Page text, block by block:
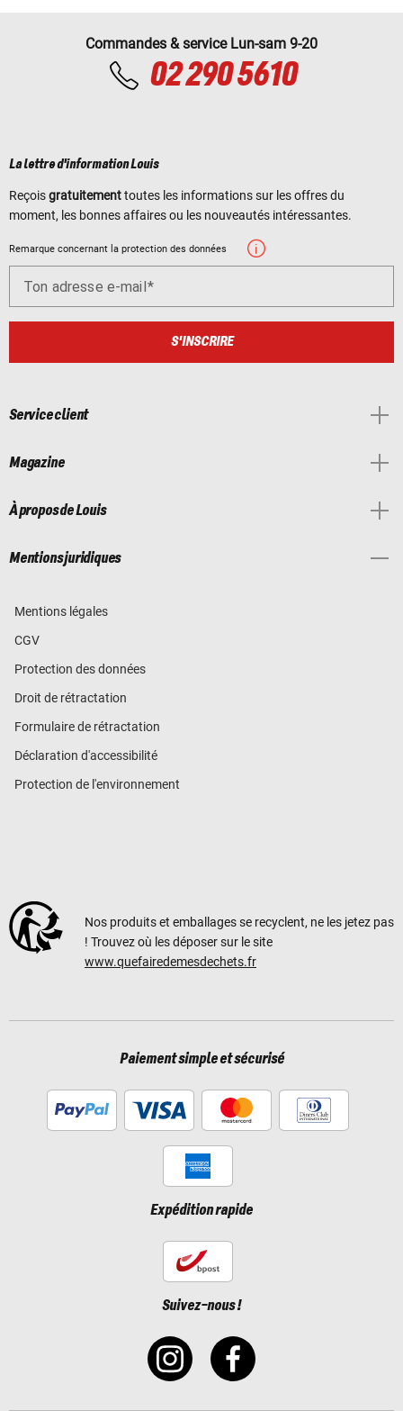
Commandes & service Lun-sam 9-20
02 290 5610
La lettre d'information Louis
Reçoisgratuitementtoutes les informations sur les offres du
moment, les bonnes affaires ou les nouveautés intéressantes.
Remarque concernant la protection des données
Ton adresse e-mail
S'INSCRIRE
Service client
Magazine
À propos de Louis
Mentions juridiques
Mentions légales
CGV
Protection des données
Droit de rétractation
Formulaire de rétractation
Déclaration d'accessibilité
Protection de l'environnement
Nos produits et emballages se recyclent, ne les jetez pas
! Trouvez où les déposer sur le site
www.quefairedemesdechets.fr
Paiement simple et sécurisé
Expédition rapide
Suivez-nous !